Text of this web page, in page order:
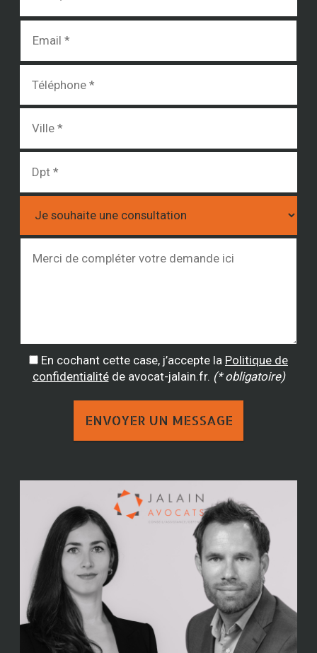
En cochant cette case, j’accepte la Politique de
confidentialitéde avocat-jalain.fr. (* obligatoire)